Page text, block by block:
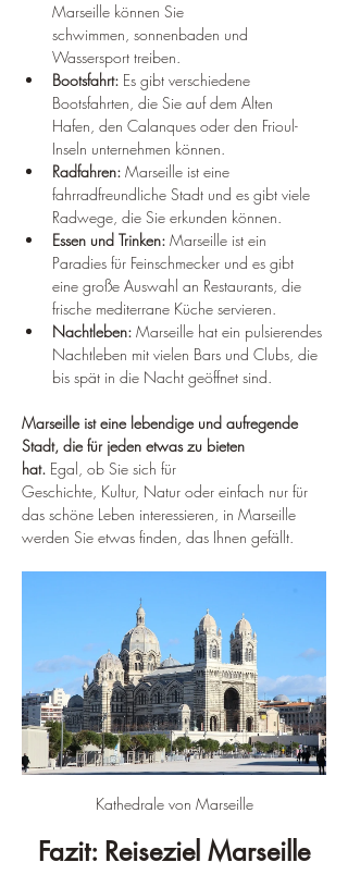
Marseille können Sie
schwimmen, sonnenbaden und
Wassersport treiben.
Bootsfahrt: Es gibt verschiedene
Bootsfahrten, die Sie auf dem Alten
Hafen, den Calanques oder den Frioul-
Inseln unternehmen können.
Radfahren: Marseille ist eine
fahrradfreundliche Stadt und es gibt viele
Radwege, die Sie erkunden können.
Essen und Trinken: Marseille ist ein
Paradies für Feinschmecker und es gibt
eine große Auswahl an Restaurants, die
frische mediterrane Küche servieren.
Nachtleben: Marseille hat ein pulsierendes
Nachtleben mit vielen Bars und Clubs, die
bis spät in die Nacht geöffnet sind.
Marseille ist eine lebendige und aufregende
Stadt, die für jeden etwas zu bieten
hat. Egal, ob Sie sich für
Geschichte, Kultur, Natur oder einfach nur für
das schöne Leben interessieren, in Marseille
werden Sie etwas finden, das Ihnen gefällt.
Kathedrale von Marseille
Fazit: Reiseziel Marseille